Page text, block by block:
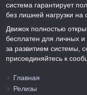
система гарантирует
без лишней нагрузки на
Движок полностью
бесплатен для личных
за развитием системы,
присоединяйтесь к
Главная
Релизы